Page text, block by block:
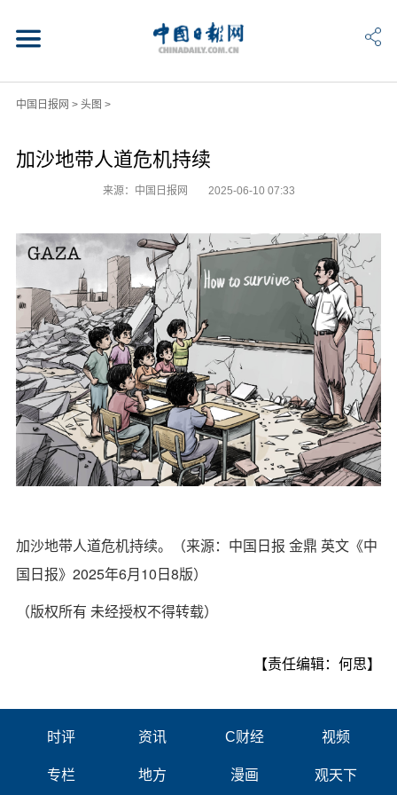
中国日报网 > 头图 >
加沙地带人道危机持续
来源：中国日报网 2025-06-10 07:33
加沙地带人道危机持续。（来源：中国日报 金鼎 英文《中
国日报》2025年6月10日8版）
（版权所有 未经授权不得转载）
【责任编辑：何思】
时评 资讯 C财经 视频
专栏 地方 漫画 观天下